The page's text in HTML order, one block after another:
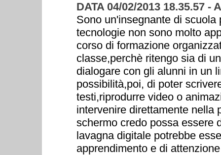
DATA 04/02/2013 18.35.57 -
Sono un'insegnante di
tecnologie non sono molto
corso di formazione
classe,perchè ritengo sia di
dialogare con gli alunni in un
possibilità,poi, di poter
testi,riprodurre video o
intervenire direttamente nella
schermo credo possa essere
lavagna digitale potrebbe
apprendimento e di